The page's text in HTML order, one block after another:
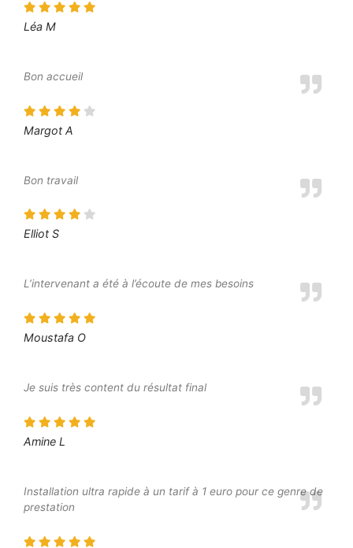
Léa M
Bon accueil
Margot A
Bon travail
Elliot S
L’intervenant a été à l’écoute de mes besoins
Moustafa O
Je suis très content du résultat final
Amine L
Installation ultra rapide à un tarif à 1 euro pour ce genre de
prestation